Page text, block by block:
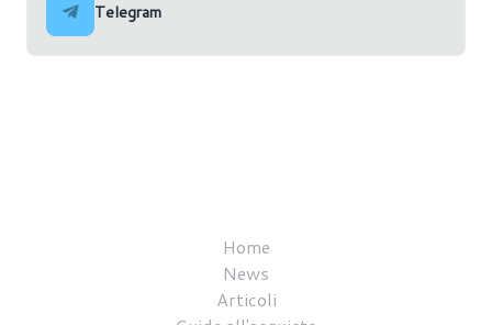
Telegram
Home
News
Articoli